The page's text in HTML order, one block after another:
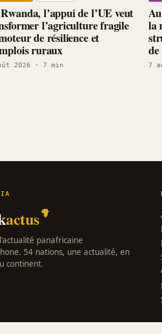
l’appui de l’UE veut
l’agriculture fragile
de résilience et
ruraux
2026 · 7 min
la
7
actus
panafricaine
54 nations, une actualité, en
continent.